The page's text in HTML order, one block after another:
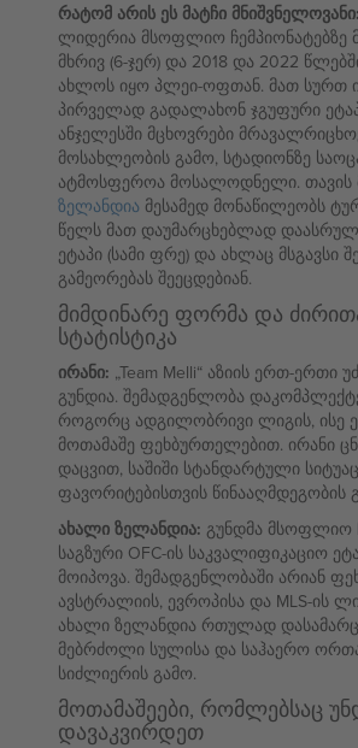
რატომ არის ეს მატჩი მნიშვნელოვანი:
ლიდერია მსოფლიო ჩემპიონატებზე
მხრივ (6-ჯერ) და 2018 და 2022
ახლოს იყო პლეი-ოფთან. მათ სურთ
პირველად გადალახონ ჯგუფური
ანჯელესში მცხოვრები
მოსახლეობის გამო, სტადიონზე
ატმოსფეროა მოსალოდნელი. თავის
ზელანდია მესამედ მონაწილეობს
წელს მათ დაუმარცხებლად
ეტაპი (სამი ფრე) და ახლაც მსგავსი
გამეორებას შეეცდებიან.
მიმდინარე ფორმა და
სტატისტიკა
ირანი: „Team Melli“ აზიის ერთ-ერთი
გუნდია. შემადგენლობა
როგორც ადგილობრივი ლიგის, ისე
მოთამაშე ფეხბურთელებით. ირანი
დაცვით, საშიში სტანდარტული
ფავორიტებისთვის წინააღმდეგობის
ახალი ზელანდია: გუნდმა მსოფლიო
საგზური OFC-ის საკვალიფიკაციო
მოიპოვა. შემადგენლობაში არიან
ავსტრალიის, ევროპისა და MLS-ის
ახალი ზელანდია რთულად
მებრძოლი სულისა და საჰაერო
სიძლიერის გამო.
მოთამაშეები, რომლებსაც
დავაკვირდეთ